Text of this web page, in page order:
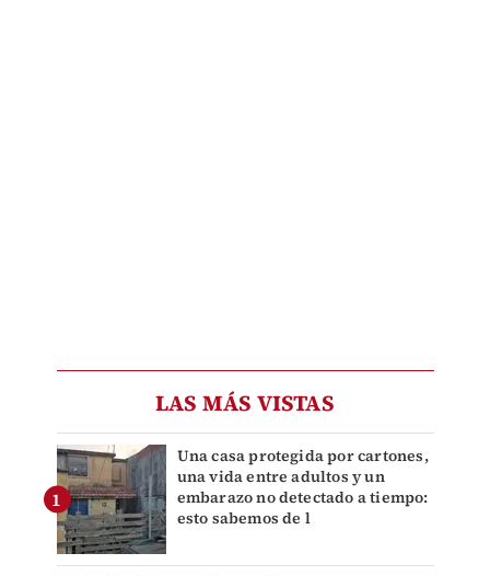
LAS MÁS VISTAS
Una casa protegida por cartones,
una vida entre adultos y un
embarazo no detectado a tiempo:
esto sabemos de l